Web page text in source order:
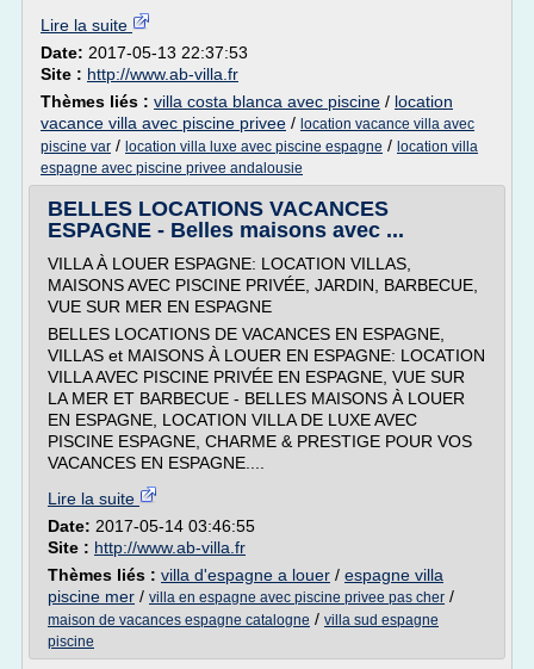
Lire la suite
Date: 2017-05-13 22:37:53
Site : http://www.ab-villa.fr
Thèmes liés : villa costa blanca avec piscine / location
vacance villa avec piscine privee / location vacance villa avec
piscine var / location villa luxe avec piscine espagne / location villa
espagne avec piscine privee andalousie
BELLES LOCATIONS VACANCES
ESPAGNE - Belles maisons avec ...
VILLA À LOUER ESPAGNE: LOCATION VILLAS,
MAISONS AVEC PISCINE PRIVÉE, JARDIN, BARBECUE,
VUE SUR MER EN ESPAGNE
BELLES LOCATIONS DE VACANCES EN ESPAGNE,
VILLAS et MAISONS À LOUER EN ESPAGNE: LOCATION
VILLA AVEC PISCINE PRIVÉE EN ESPAGNE, VUE SUR
LA MER ET BARBECUE - BELLES MAISONS À LOUER
EN ESPAGNE, LOCATION VILLA DE LUXE AVEC
PISCINE ESPAGNE, CHARME & PRESTIGE POUR VOS
VACANCES EN ESPAGNE....
Lire la suite
Date: 2017-05-14 03:46:55
Site : http://www.ab-villa.fr
Thèmes liés : villa d'espagne a louer / espagne villa
piscine mer / villa en espagne avec piscine privee pas cher /
maison de vacances espagne catalogne / villa sud espagne
piscine